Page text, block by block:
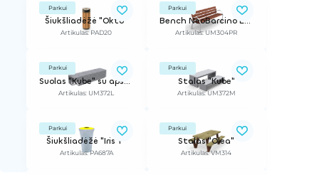
Parkui
Šiukšliadėžė "Okto"
Artikulas: PAD20
Parkui
Bench NeoBarcino ECO
Artikulas: UM304PR
Parkui
Suolas "Kube" su apšvietimu
Artikulas: UM372L
Parkui
Stalas "Kube"
Artikulas: UM372M
Parkui
Šiukšliadėžė "Iris Y"
Artikulas: PA687A
Parkui
Stalas "Olea"
Artikulas: VM314